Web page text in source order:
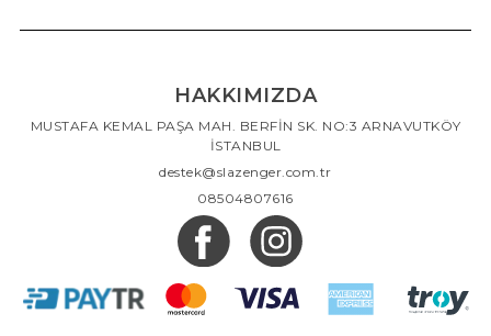
HAKKIMIZDA
MUSTAFA KEMAL PAŞA MAH. BERFİN SK. NO:3 ARNAVUTKÖY
İSTANBUL
destek@slazenger.com.tr
08504807616